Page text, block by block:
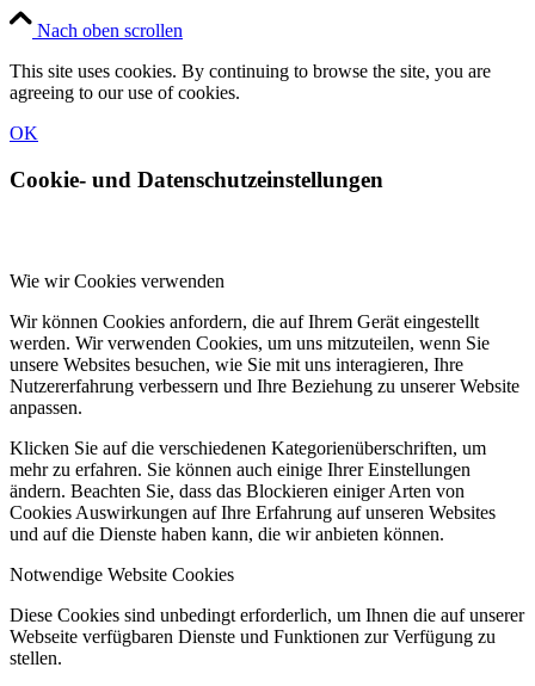
Nach oben scrollen
This site uses cookies. By continuing to browse the site, you are
agreeing to our use of cookies.
OK
Cookie- und Datenschutzeinstellungen
Wie wir Cookies verwenden
Wir können Cookies anfordern, die auf Ihrem Gerät eingestellt
werden. Wir verwenden Cookies, um uns mitzuteilen, wenn Sie
unsere Websites besuchen, wie Sie mit uns interagieren, Ihre
Nutzererfahrung verbessern und Ihre Beziehung zu unserer Website
anpassen.
Klicken Sie auf die verschiedenen Kategorienüberschriften, um
mehr zu erfahren. Sie können auch einige Ihrer Einstellungen
ändern. Beachten Sie, dass das Blockieren einiger Arten von
Cookies Auswirkungen auf Ihre Erfahrung auf unseren Websites
und auf die Dienste haben kann, die wir anbieten können.
Notwendige Website Cookies
Diese Cookies sind unbedingt erforderlich, um Ihnen die auf unserer
Webseite verfügbaren Dienste und Funktionen zur Verfügung zu
stellen.